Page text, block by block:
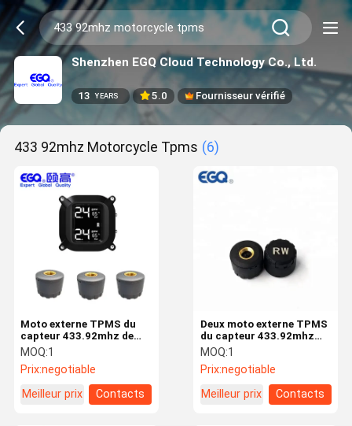
Shenzhen EGQ Cloud Technology Co., Ltd.
13 YEARS 5.0 Fournisseur vérifié
433 92mhz Motorcycle Tpms (6)
Moto externe TPMS du
capteur 433.92mhz de
l'universel trois
MOQ:1
Prix:negotiable
Meilleur prix
Contacts
Deux moto externe TPMS
du capteur 433.92mhz
pour le vélo
MOQ:1
Prix:negotiable
Meilleur prix
Contacts